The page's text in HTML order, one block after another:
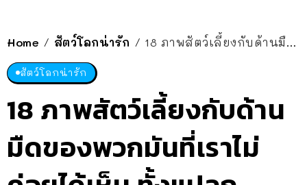
Home / สัตว์โลกน่ารัก / 18 ภาพสัตว์เลี้ยงกับด้านมืดของพวกมันที่เราไม่ค่อยได้เห็น ทั้งแปลก หลอน และฮา
สัตว์โลกน่ารัก
18 ภาพสัตว์เลี้ยงกับด้าน
มืดของพวกมันที่เราไม่